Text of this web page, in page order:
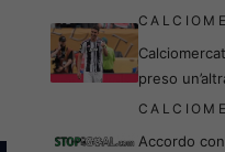
preso
Accordo